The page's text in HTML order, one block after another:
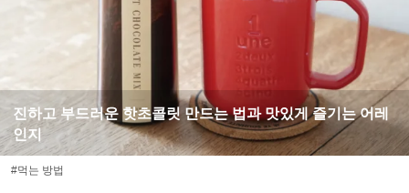
진하고 부드러운 핫초콜릿 만드는 법과 맛있게 즐기는 어레
인지
#먹는 방법